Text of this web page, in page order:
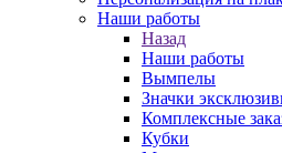
Наши работы
Назад
Наши работы
Вымпелы
Значки
Комплексные
Кубки